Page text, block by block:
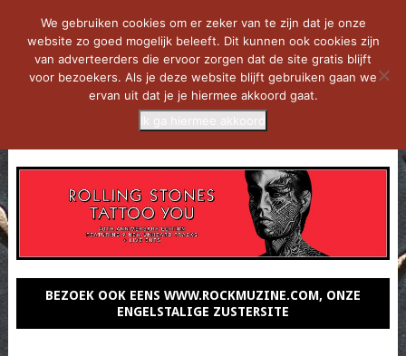
BEZOEK OOK EENS WWW.ROCKMUZINE.COM, ONZE
ENGELSTALIGE ZUSTERSITE
We gebruiken cookies om er zeker van te zijn dat je onze
website zo goed mogelijk beleeft. Dit kunnen ook cookies zijn
van adverteerders die ervoor zorgen dat de site gratis blijft
voor bezoekers. Als je deze website blijft gebruiken gaan we
ervan uit dat je je hiermee akkoord gaat.
Ik ga hiermee akkoord